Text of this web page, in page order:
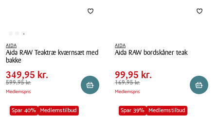
AIDA
Aida RAW Teaktræ kværnsæt med
bakke
Aida
RAW
Teaktræ
kværnsæt
med
Pris
tabel
Pris
349,95 kr.
Spar
250,00 kr.
Førpris
349,95 kr.
599,95 kr.
Medlemspris Reservér i butik
AIDA
Aida RAW bordskåner teak
RAW
bordskåner
Pris
Pris
99,95 kr.
Spar
70,00 kr.
Førpris
99,95 kr.
169,95 kr.
Medlemspris
Spar 40% Medlemstilbud Spar 39% Medlemstilbud